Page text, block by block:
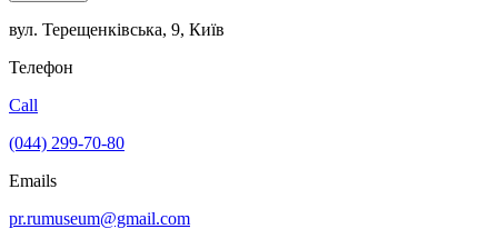
вул. Терещенківська, 9, Київ
Телефон
Call
(044) 299-70-80
Emails
pr.rumuseum@gmail.com